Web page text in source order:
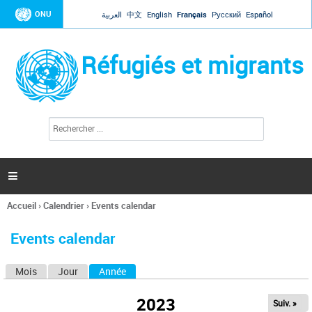
Jump to navigation
ONU العربية 中文 English Français Русский Español
Réfugiés et migrants
l
c
h
e

Vous
ici
Accueil›Calendrier› Events calendar
Events calendar
Mois Jour Année
2023 Suiv. »